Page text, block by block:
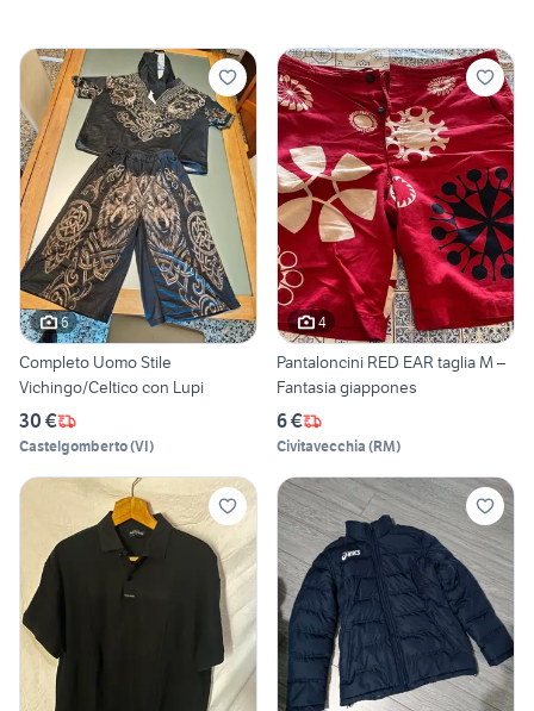
6
Completo Uomo Stile
Vichingo/Celtico con Lupi
30 €
Castelgomberto(VI)
4
Pantaloncini RED EAR taglia M –
Fantasia giappones
6 €
Civitavecchia (RM)